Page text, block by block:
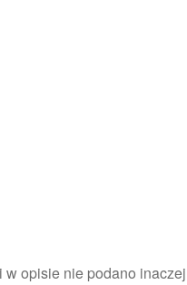
w opisie nie podano